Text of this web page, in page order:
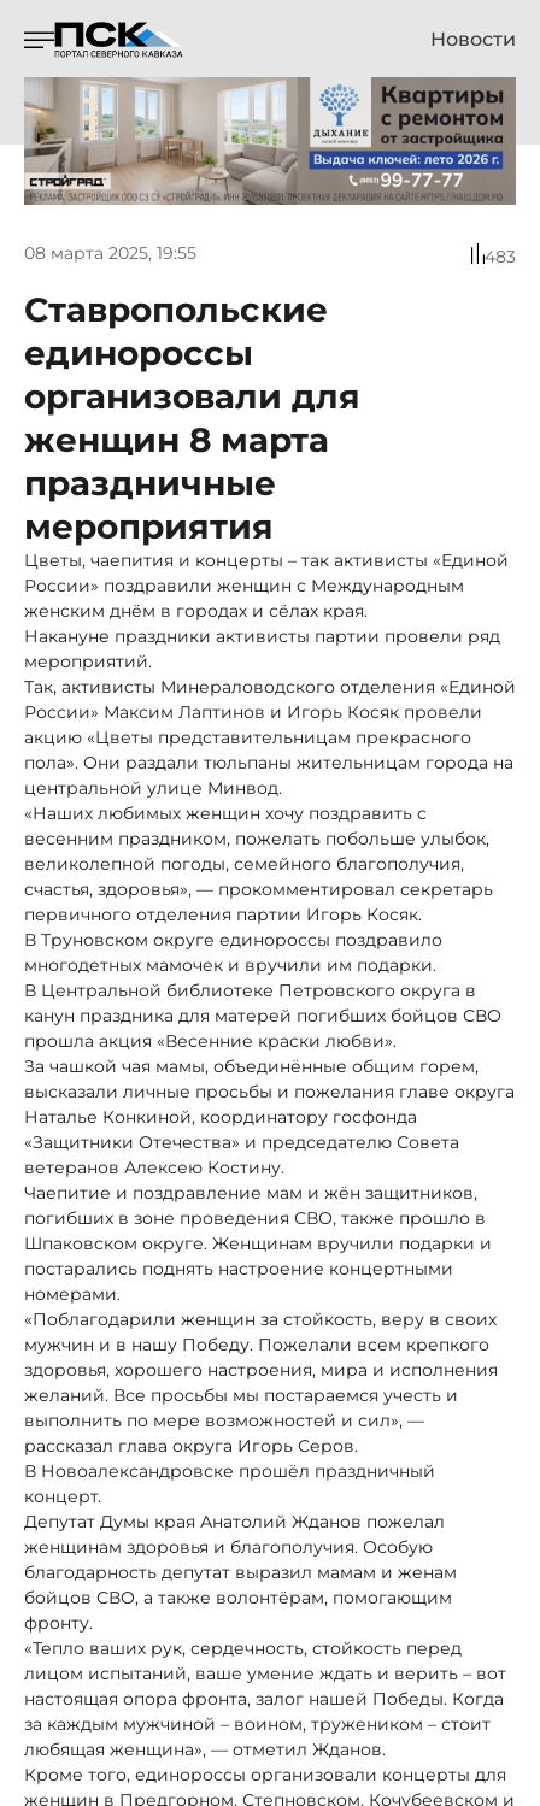
Новости
08 марта 2025, 19:55 483
Ставропольские
единороссы
организовали для
женщин 8 марта
праздничные
мероприятия
Цветы, чаепития и концерты – так активисты «Единой
России» поздравили женщин с Международным
женским днём в городах и сёлах края.
Накануне праздники активисты партии провели ряд
мероприятий.
Так, активисты Минераловодского отделения «Единой
России» Максим Лаптинов и Игорь Косяк провели
акцию «Цветы представительницам прекрасного
пола». Они раздали тюльпаны жительницам города на
центральной улице Минвод.
«Наших любимых женщин хочу поздравить с
весенним праздником, пожелать побольше улыбок,
великолепной погоды, семейного благополучия,
счастья, здоровья», — прокомментировал секретарь
первичного отделения партии Игорь Косяк.
В Труновском округе единороссы поздравило
многодетных мамочек и вручили им подарки.
В Центральной библиотеке Петровского округа в
канун праздника для матерей погибших бойцов СВО
прошла акция «Весенние краски любви».
За чашкой чая мамы, объединённые общим горем,
высказали личные просьбы и пожелания главе округа
Наталье Конкиной, координатору госфонда
«Защитники Отечества» и председателю Совета
ветеранов Алексею Костину.
Чаепитие и поздравление мам и жён защитников,
погибших в зоне проведения СВО, также прошло в
Шпаковском округе. Женщинам вручили подарки и
постарались поднять настроение концертными
номерами.
«Поблагодарили женщин за стойкость, веру в своих
мужчин и в нашу Победу. Пожелали всем крепкого
здоровья, хорошего настроения, мира и исполнения
желаний. Все просьбы мы постараемся учесть и
выполнить по мере возможностей и сил», —
рассказал глава округа Игорь Серов.
В Новоалександровске прошёл праздничный
концерт.
Депутат Думы края Анатолий Жданов пожелал
женщинам здоровья и благополучия. Особую
благодарность депутат выразил мамам и женам
бойцов СВО, а также волонтёрам, помогающим
фронту.
«Тепло ваших рук, сердечность, стойкость перед
лицом испытаний, ваше умение ждать и верить – вот
настоящая опора фронта, залог нашей Победы. Когда
за каждым мужчиной – воином, тружеником – стоит
любящая женщина», — отметил Жданов.
Кроме того, единороссы организовали концерты для
женщин в Предгорном, Степновском, Кочубеевском и